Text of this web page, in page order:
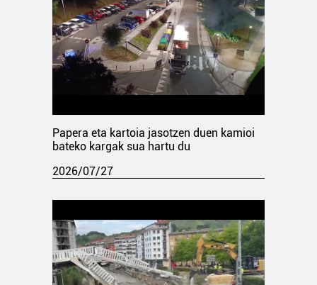
Papera eta kartoia jasotzen duen kamioi
bateko kargak sua hartu du
2026/07/27